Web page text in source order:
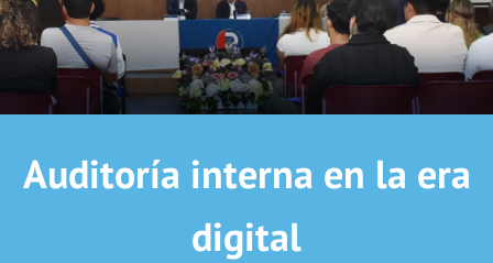
Auditoría interna en la era
digital